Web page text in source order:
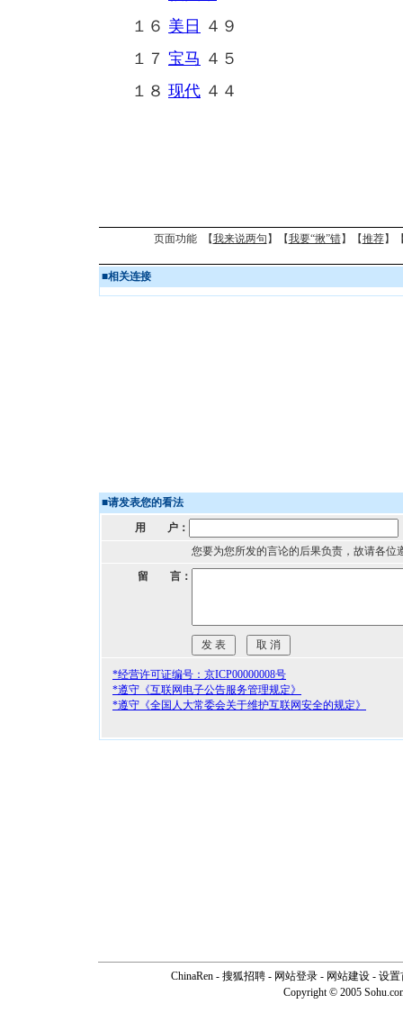
１６ 美日
４９
１７ 宝马 ４５
１８ 现代 ４４
页面功能 【我来说两句 】【我要“揪”错】【推荐】
■相关连接
■请发表您的看法
用 户：
您要为您所发的言论的后果负责，故请各位
留 言：
*经营许可证编号：京ICP00000008号
*遵守《互联网电子公告服务管理规定》
*遵守《全国人大常委会关于维护互联网安全的规定》
ChinaRen - 搜狐招聘 - 网站登录 - 网站建设 - 设置
Copyright © 2005